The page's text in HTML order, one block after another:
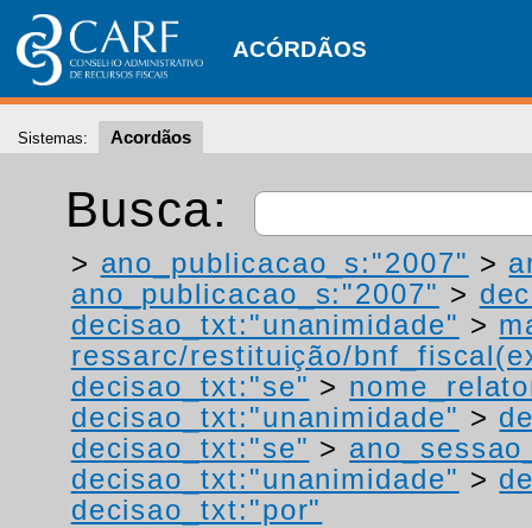
ACÓRDÃOS
Sistemas: Acordãos
Busca:
> ano_publicacao_s:"2007" >
ano_publicacao_s:"2007" >
decisao_txt:"unanimidade" >
ressarc/restituição/
decisao_txt:"se" >
decisao_txt:"unanimidade" >
decisao_txt:"se" >
decisao_txt:"unanimidade" >
decisao_txt:"por"